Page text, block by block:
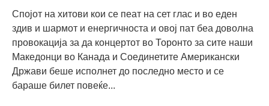
Спојот на хитови кои се пеат на сет глас и во еден
здив и шармот и енергичноста и овој пат беа доволна
провокација за да концертот во Торонто за сите наши
Македонци во Канада и Соединетите Американски
Држави беше исполнет до последно место и се
бараше билет повеќе...